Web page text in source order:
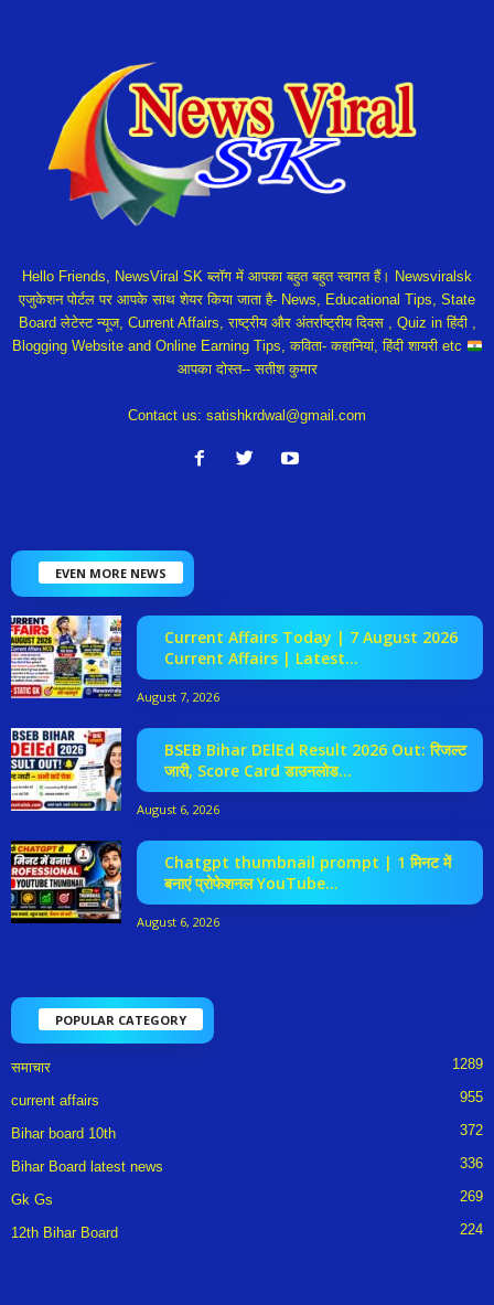
Hello Friends, NewsViral SK ब्लॉग में आपका बहुत बहुत स्वागत हैं। Newsviralsk
एजुकेशन पोर्टल पर आपके साथ शेयर किया जाता है- News, Educational Tips, State
Board लेटेस्ट न्यूज, Current Affairs, राष्ट्रीय और अंतर्राष्ट्रीय दिवस , Quiz in हिंदी ,
Blogging Website and Online Earning Tips, कविता- कहानियां, हिंदी शायरी etc
आपका दोस्त-- सतीश कुमार
Contact us: satishkrdwal@gmail.com
EVEN MORE NEWS
Current Affairs Today | 7 August 2026
Current Affairs | Latest...
August 7, 2026
BSEB Bihar DElEd Result 2026 Out: रिजल्ट
जारी, Score Card डाउनलोड...
August 6, 2026
Chatgpt thumbnail prompt | 1 मिनट में
बनाएं प्रोफेशनल YouTube...
August 6, 2026
POPULAR CATEGORY
समाचार 1289
current affairs 955
Bihar board 10th 372
Bihar Board latest news 336
Gk Gs 269
12th Bihar Board 224